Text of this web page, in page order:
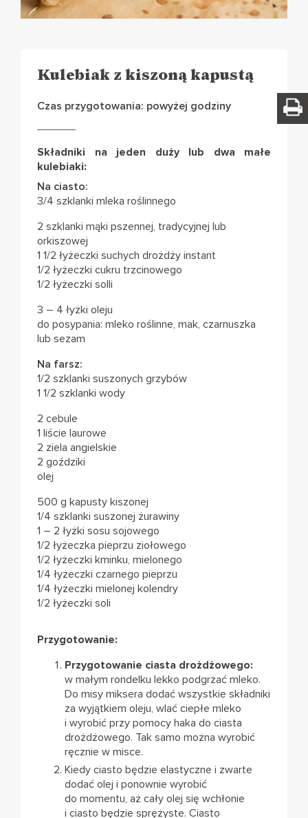
Kulebiak z kiszoną kapustą
Czas przygotowania: powyżej godziny
Składniki na jeden duży lub dwa małe
kulebiaki:
Na ciasto:
3/4 szklanki mleka roślinnego
2 szklanki mąki pszennej, tradycyjnej lub
orkiszowej
1 1/2 łyżeczki suchych drożdży instant
1/2 łyżeczki cukru trzcinowego
1/2 łyżeczki solli
3 – 4 łyżki oleju
do posypania: mleko roślinne, mak, czarnuszka
lub sezam
Na farsz:
1/2 szklanki suszonych grzybów
1 1/2 szklanki wody
2 cebule
1 liście laurowe
2 ziela angielskie
2 goździki
olej
500 g kapusty kiszonej
1/4 szklanki suszonej żurawiny
1 – 2 łyżki sosu sojowego
1/2 łyżeczka pieprzu ziołowego
1/2 łyżeczki kminku, mielonego
1/4 łyżeczki czarnego pieprzu
1/4 łyżeczki mielonej kolendry
1/2 łyżeczki soli
Przygotowanie:
Przygotowanie ciasta drożdżowego:
w małym rondelku lekko podgrzać mleko.
Do misy miksera dodać wszystkie składniki
za wyjątkiem oleju, wlać ciepłe mleko
i wyrobić przy pomocy haka do ciasta
drożdżowego. Tak samo można wyrobić
ręcznie w misce.
Kiedy ciasto będzie elastyczne i zwarte
dodać olej i ponownie wyrobić
do momentu, aż cały olej się wchłonie
i ciasto będzie sprężyste. Ciasto